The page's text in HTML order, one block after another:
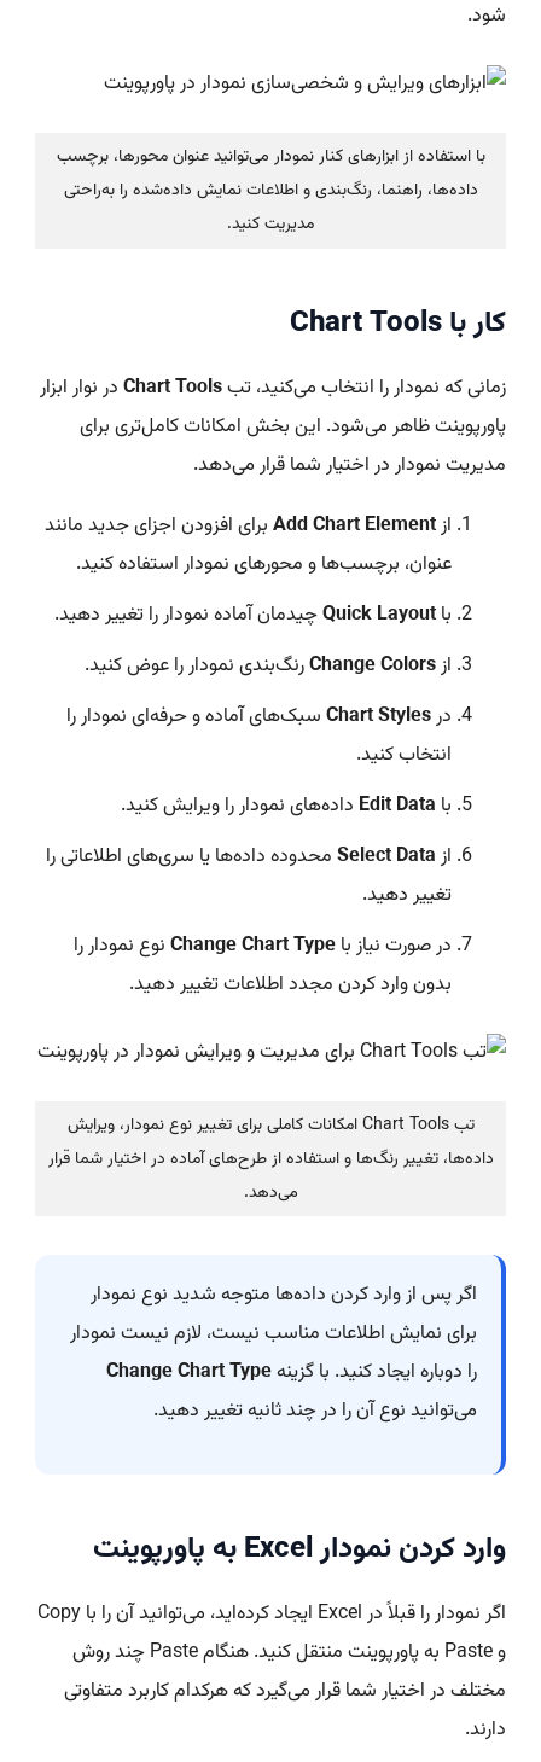
شود.
با استفاده از ابزارهای کنار نمودار می‌توانید عنوان محورها، برچسب
داده‌ها، راهنما، رنگ‌بندی و اطلاعات نمایش داده‌شده را به‌راحتی
مدیریت کنید.
کار با Chart Tools
زمانی که نمودار را انتخاب می‌کنید، تبChart Tools در نوار ابزار
پاورپوینت ظاهر می‌شود. این بخش امکانات کامل‌تری برای
مدیریت نمودار در اختیار شما قرار می‌دهد.
ازAdd Chart Elementبرای افزودن اجزای جدید مانند
عنوان، برچسب‌ها و محورهای نمودار استفاده کنید.
با Quick Layoutچیدمان آماده نمودار را تغییر دهید.
ازChange Colorsرنگ‌بندی نمودار را عوض کنید.
درChart Stylesسبک‌های آماده و حرفه‌ای نمودار را
انتخاب کنید.
با Edit Data داده‌های نمودار را ویرایش کنید.
از Select Dataمحدوده داده‌ها یا سری‌های اطلاعاتی را
تغییر دهید.
در صورت نیاز با Change Chart Typeنوع نمودار را
بدون وارد کردن مجدد اطلاعات تغییر دهید.
تب Chart Tools امکانات کاملی برای تغییر نوع نمودار، ویرایش
داده‌ها، تغییر رنگ‌ها و استفاده از طرح‌های آماده در اختیار شما قرار
می‌دهد.
اگر پس از وارد کردن داده‌ها متوجه شدید نوع نمودار
برای نمایش اطلاعات مناسب نیست، لازم نیست نمودار
را دوباره ایجاد کنید. با گزینهChange Chart Type
می‌توانید نوع آن را در چند ثانیه تغییر دهید.
وارد کردن نمودار Excel به پاورپوینت
اگر نمودار را قبلاً در Excel ایجاد کرده‌اید، می‌توانید آن را با Copy
و Paste به پاورپوینت منتقل کنید. هنگام Paste چند روش
مختلف در اختیار شما قرار می‌گیرد که هرکدام کاربرد متفاوتی
دارند.